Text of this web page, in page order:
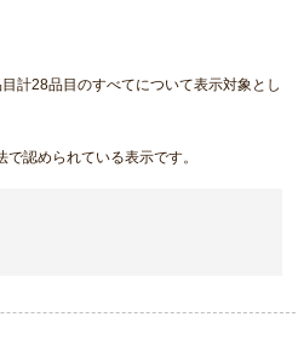
計28品目のすべてについて表示対象とし
認められている表示です。